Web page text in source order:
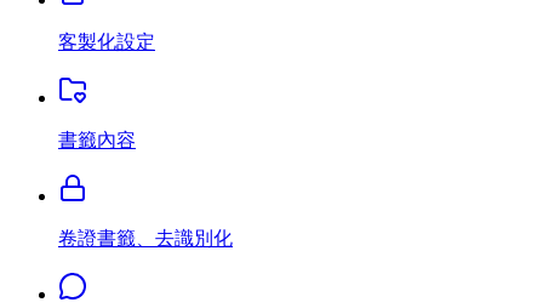
客製化設定
書籤內容
卷證書籤、去識別化